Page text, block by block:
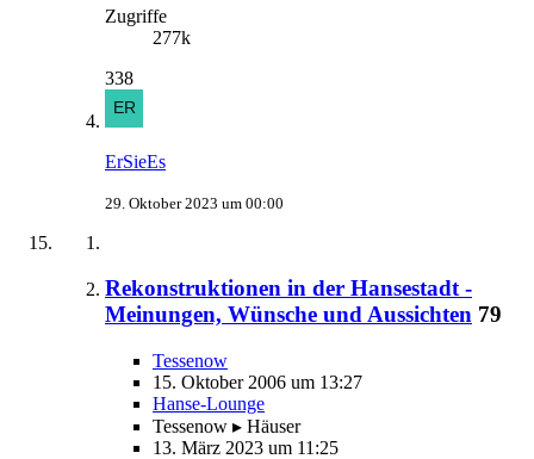
Zugriffe
277k
338
ErSieEs
29. Oktober 2023 um 00:00
Rekonstruktionen in der Hansestadt -
Meinungen, Wünsche und Aussichten 79
Tessenow
15. Oktober 2006 um 13:27
Hanse-Lounge
Tessenow ▸ Häuser
13. März 2023 um 11:25